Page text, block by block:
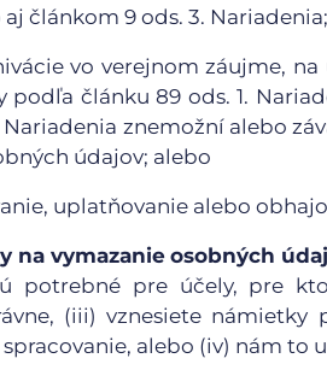
článkom 9 ods. 3. Nariadenia;
vo verejnom záujme,
podľa článku 89 ods. 1.
Nariadenia znemožní alebo
údajov; alebo
uplatňovanie alebo
na vymazanie osobných
potrebné pre účely, pre
(iii) vznesiete
alebo (iv) nám to